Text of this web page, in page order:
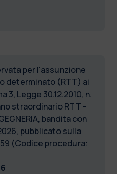
per l'assunzione
determinato (RTT) ai
3, Legge 30.12.2010, n.
straordinario RTT -
bandita con
pubblicato sulla
(Codice procedura: